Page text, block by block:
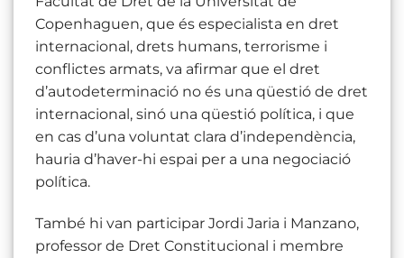
Copenhaguen, que és especialista en dret
internacional, drets humans, terrorisme i
conflictes armats, va afirmar que el dret
d’autodeterminació no és una qüestió de dret
internacional, sinó una qüestió política, i que
en cas d’una voluntat clara d’independència,
hauria d’haver-hi espai per a una negociació
política.
També hi van participar Jordi Jaria i Manzano,
professor de Dret Constitucional i membre